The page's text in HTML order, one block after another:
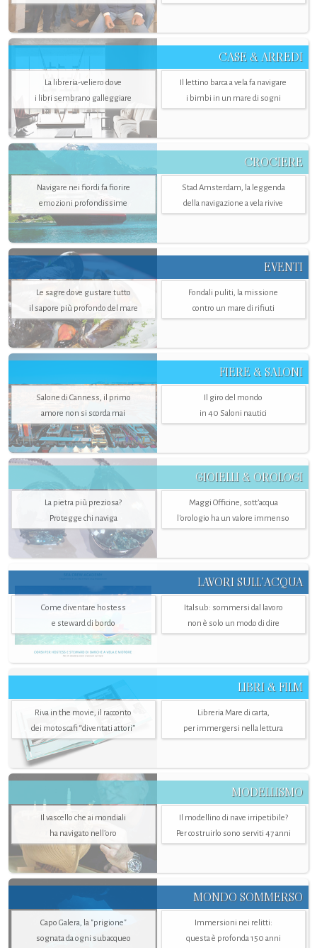
CASE & ARREDI
La libreria-veliero dove
i libri sembrano galleggiare
Il lettino barca a vela fa navigare
i bimbi in un mare di sogni
CROCIERE
Navigare nei fiordi fa fiorire
emozioni profondissime
Stad Amsterdam, la leggenda
della navigazione a vela rivive
EVENTI
Le sagre dove gustare tutto
il sapore più profondo del mare
Fondali puliti, la missione
contro un mare di rifiuti
FIERE & SALONI
Salone di Canness, il primo
amore non si scorda mai
Il giro del mondo
in 40 Saloni nautici
GIOIELLI & OROLOGI
La pietra più preziosa?
Protegge chi naviga
Maggi Officine, sott’acqua
l'orologio ha un valore immenso
LAVORI SULL’ACQUA
Come diventare hostess
e steward di bordo
Italsub: sommersi dal lavoro
non è solo un modo di dire
LIBRI & FILM
Riva in the movie, il racconto
dei motoscafi “diventati attori”
Libreria Mare di carta,
per immergersi nella lettura
MODELLISMO
Il vascello che ai mondiali
ha navigato nell’oro
Il modellino di nave irripetibile?
Per costruirlo sono serviti 47 anni
MONDO SOMMERSO
Capo Galera, la "prigione"
sognata da ogni subacqueo
Immersioni nei relitti:
questa è profonda 150 anni